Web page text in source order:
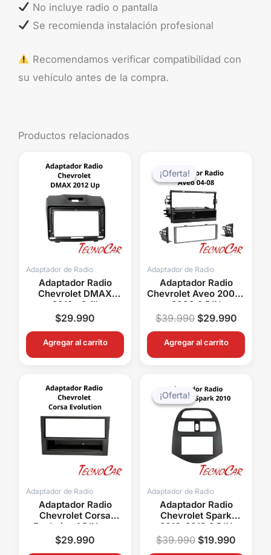
No incluye radio o pantalla
Se recomienda instalación profesional
Recomendamos verificar compatibilidad con
su vehículo antes de la compra.
Productos relacionados
Adaptador de Radio
Adaptador Radio
Chevrolet DMAX
2012+ 9.1″
Connection ACH-012N
$29.990
Agregar al carrito
¡Oferta!
¡Oferta!
Adaptador de Radio
Adaptador Radio
Chevrolet Aveo 2004-
2008 2 DIN
Connection ACH99-
7951
$39.990
precio
original
era:
$39.990.
$29.990
Agregar al carrito
Adaptador de Radio
Adaptador Radio
Chevrolet Corsa
Evolution 1 DIN con
Bandeja Metra ACH11-
$29.990
¡Oferta!
¡Oferta!
Adaptador de Radio
Adaptador Radio
Chevrolet Spark
2010-2013 2 DIN
Connection ACH-006
$39.990
precio
original
era:
$39.990.
$19.990